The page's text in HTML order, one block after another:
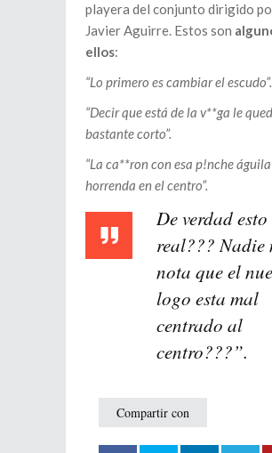
playera del conjunto dirigido
Javier Aguirre. Estos son
ellos:
“Lo primero es cambiar el escudo”.
“Decir que está de la v**ga le
bastante corto”.
“La ca**ron con esa p!nche águila
horrenda en el centro”.
De verdad esto
real??? Nadie
nota que el
logo esta mal
centrado al
centro???”.
Compartir con